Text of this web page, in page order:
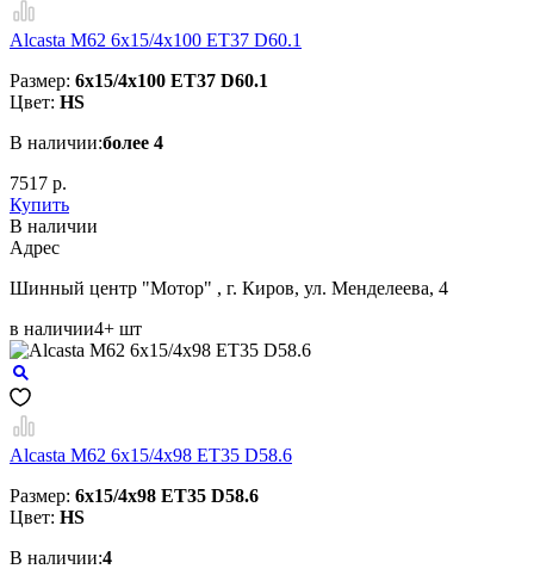
Alcasta M62 6x15/4x100 ET37 D60.1
Размер: 6x15/4x100 ET37 D60.1
Цвет: HS
В наличии:более 4
7517 р.
Купить
В наличии
Aдрес
Шинный центр "Мотор" , г. Киров, ул. Менделеева, 4
в наличии4+ шт
Alcasta M62 6x15/4x98 ET35 D58.6
Размер: 6x15/4x98 ET35 D58.6
Цвет: HS
В наличии:4